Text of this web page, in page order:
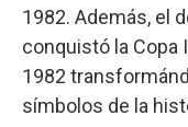
1982. Además, el
conquistó la Copa
1982
símbolos de la